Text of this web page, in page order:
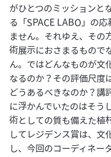
がひとつのミッションと
る「SPACE LABO」の
ません。それゆえ、その
術展示におさまるもので
ん。ではどんなものが文
なるのか？その評価尺度
どうあるべきなのか？講
に浮かんでいたのはそう
術としての質も備えた植
してレジデンス賞は、文
し、今回のコーディネー